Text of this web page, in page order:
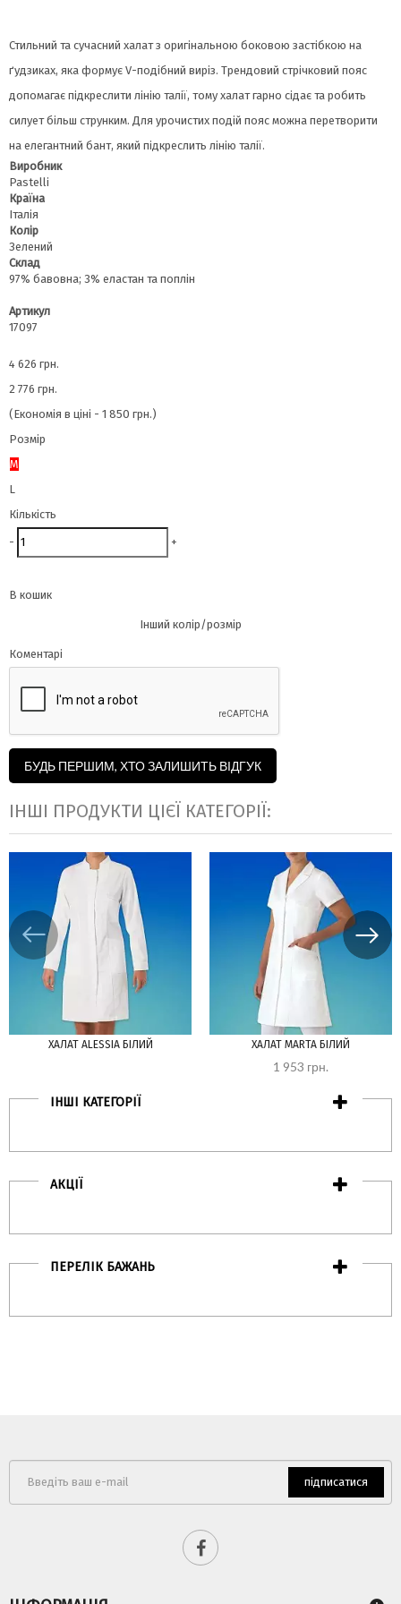
Стильний та сучасний халат з оригінальною боковою застібкою на
ґудзиках, яка формує V-подібний виріз. Трендовий стрічковий пояс
допомагає підкреслити лінію талії, тому халат гарно сідає та робить
силует більш струнким. Для урочистих подій пояс можна перетворити
на елегантний бант, який підкреслить лінію талії.
Виробник
Pastelli
Країна
Італія
Колір
Зелений
Склад
97% бавовна; 3% еластан та поплін
Артикул
17097
4 626 грн.
2 776 грн.
(Економія в ціні - 1 850 грн.)
Розмір
M
L
Кількість
- +
В кошик
Інший колір/розмір
Коментарі
БУДЬ ПЕРШИМ, ХТО ЗАЛИШИТЬ ВІДГУК
ІНШІ ПРОДУКТИ ЦІЄЇ КАТЕГОРІЇ:
ХАЛАТ ALESSIA БІЛИЙ ХАЛАТ MARTA БІЛИЙ
1 953 грн.
ІНШІ КАТЕГОРІЇ
АКЦІЇ
ПЕРЕЛІК БАЖАНЬ
підписатися